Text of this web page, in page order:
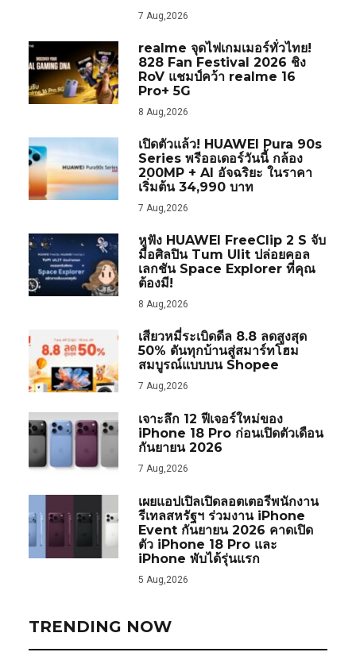
7 Aug,2026
realme จุดไฟเกมเมอร์ทั่วไทย!
828 Fan Festival 2026 ชิง
RoV แชมป์คว้า realme 16
Pro+ 5G
8 Aug,2026
เปิดตัวแล้ว! HUAWEI Pura 90s
Series พรีออเดอร์วันนี้ กล้อง
200MP + AI อัจฉริยะ ในราคา
เริ่มต้น 34,990 บาท
7 Aug,2026
หูฟัง HUAWEI FreeClip 2 S จับ
มือศิลปิน Tum Ulit ปล่อยคอล
เลกชัน Space Explorer ที่คุณ
ต้องมี!
8 Aug,2026
เสียวหมี่ระเบิดดีล 8.8 ลดสูงสุด
50% ดันทุกบ้านสู่สมาร์ทโฮม
สมบูรณ์แบบบน Shopee
7 Aug,2026
เจาะลึก 12 ฟีเจอร์ใหม่ของ
iPhone 18 Pro ก่อนเปิดตัวเดือน
กันยายน 2026
7 Aug,2026
เผยแอปเปิลเปิดลอตเตอรีพนักงาน
รีเทลสหรัฐฯ ร่วมงาน iPhone
Event กันยายน 2026 คาดเปิด
ตัว iPhone 18 Pro และ
iPhone พับได้รุ่นแรก
5 Aug,2026
TRENDING NOW